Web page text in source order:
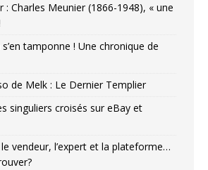
: Charles Meunier (1866-1948), « une
tamponne ! Une chronique de
de Melk : Le Dernier Templier
singuliers croisés sur eBay et
vendeur, l’expert et la plateforme…